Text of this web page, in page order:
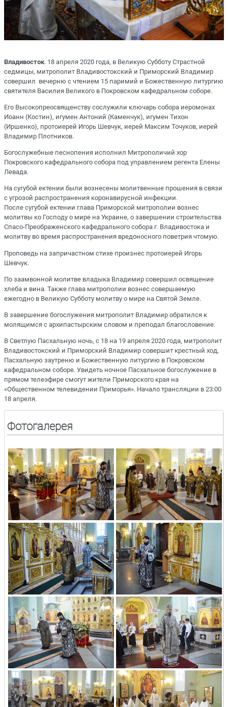
Владивосток. 18 апреля 2020 года, в Великую Субботу Страстной
седмицы, митрополит Владивостокский и Приморский Владимир
совершил вечерню с чтением 15 паримий и Божественную литургию
святителя Василия Великого в Покровском кафедральном соборе.
Его Высокопреосвященству сослужили ключарь собора иеромонах
Иоанн (Костин), игумен Антоний (Каменчук), игумен Тихон
(Иршенко), протоиерей Игорь Шевчук, иерей Максим Точуков, иерей
Владимир Плотников.
Богослужебные песнопения исполнил Митрополичий хор
Покровского кафедрального собора под управлением регента Елены
Левада.
На сугубой ектении были вознесены молитвенные прошения в связи
с угрозой распространения коронавирусной инфекции.
После сугубой ектении глава Приморской митрополии вознес
молитвы ко Господу о мире на Украине, о завершении строительства
Спасо-Преображенского кафедрального собора г. Владивостока и
молитву во время распространения вредоносного поветрия чтомую.
Проповедь на запричастном стихе произнес протоиерей Игорь
Шевчук.
По заамвонной молитве владыка Владимир совершил освящение
хлеба и вина. Также глава митрополии вознес совершаемую
ежегодно в Великую Субботу молитву о мире на Святой Земле.
В завершение богослужения митрополит Владимир обратился к
молящимся с архипастырским словом и преподал благословение.
В Светлую Пасхальную ночь, с 18 на 19 апреля 2020 года, митрополит
Владивостокский и Приморский Владимир совершит крестный ход,
Пасхальную заутреню и Божественную литургию в Покровском
кафедральном соборе. Увидеть ночное Пасхальное богослужение в
прямом телеэфире смогут жители Приморского края на
«Общественном телевидении Приморья». Начало трансляции в 23:00
18 апреля.
Фотогалерея